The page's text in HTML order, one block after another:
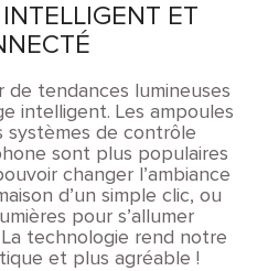
INTELLIGENT ET
tendances lumineuses
intelligent. Les ampoules
systèmes de contrôle
sont plus populaires
changer l’ambiance
d’un simple clic, ou
pour s’allumer
technologie rend notre
et plus agréable !